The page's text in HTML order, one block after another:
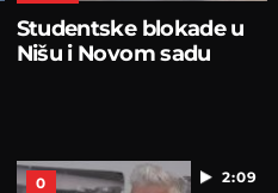
Studentske blokade u
Nišu i Novom sadu
2:09
0